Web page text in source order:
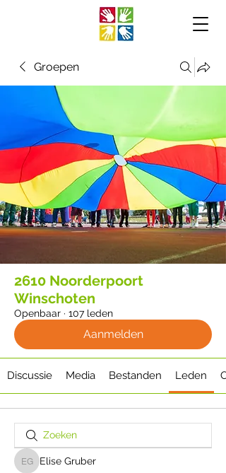
Groepen
2610 Noorderpoort
Winschoten
Openbaar · 107 leden
Aanmelden
Discussie Media Bestanden Leden
Elise Gruber
Elise Gruber